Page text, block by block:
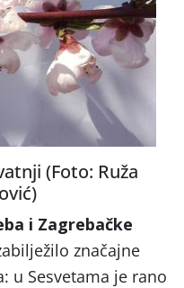
(Foto: Ruža
i Zagrebačke
značajne
u Sesvetama je rano